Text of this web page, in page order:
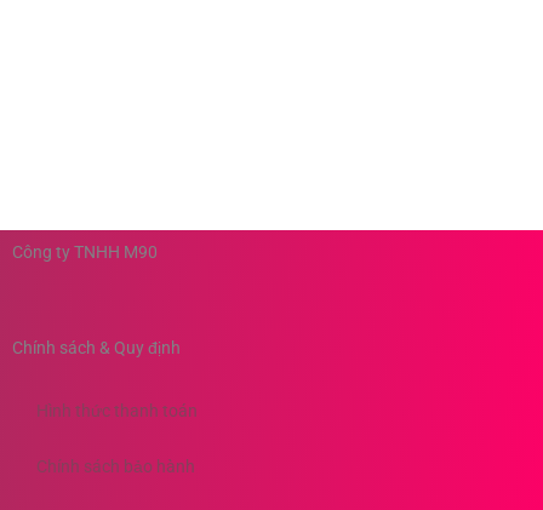
Công ty TNHH M90
Chính sách & Quy định
Hình thức thanh toán
Chính sách bảo hành